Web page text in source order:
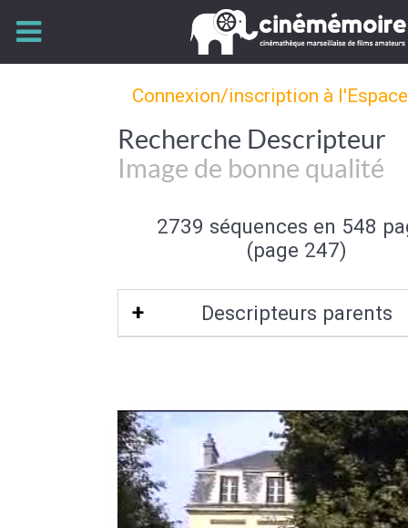
Connexion/inscription à
Recherche Descripteur
Image de bonne qualité
2739 séquences en 548
(page 247)
Descripteurs parents